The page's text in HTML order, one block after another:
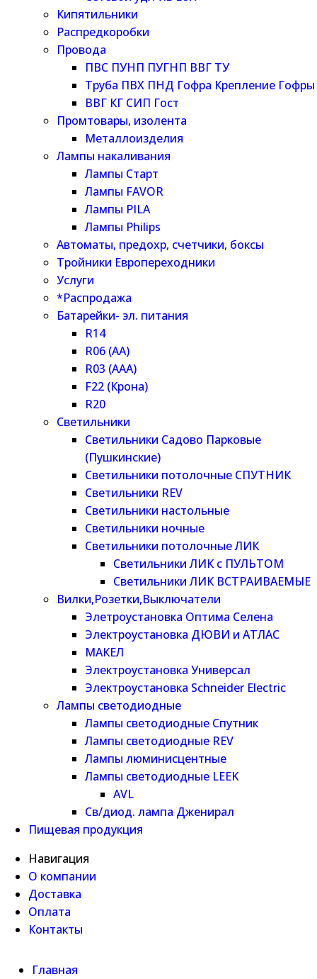
Кипятильники
Распредкоробки
Провода
ПВС ПУНП ПУГНП ВВГ ТУ
Труба ПВХ ПНД Гофра Крепление Гофры
ВВГ КГ СИП Гост
Промтовары, изолента
Металлоизделия
Лампы накаливания
Лампы Старт
Лампы FAVOR
Лампы PILA
Лампы Philips
Автоматы, предохр, счетчики, боксы
Тройники Европереходники
Услуги
*Распродажа
Батарейки- эл. питания
R14
R06 (AA)
R03 (AAA)
F22 (Крона)
R20
Светильники
Светильники Садово Парковые
(Пушкинские)
Светильники потолочные СПУТНИК
Светильники REV
Светильники настольные
Светильники ночные
Светильники потолочные ЛИК
Светильники ЛИК с ПУЛЬТОМ
Светильники ЛИК ВСТРАИВАЕМЫЕ
Вилки,Розетки,Выключатели
Элетроустановка Оптима Селена
Электроустановка ДЮВИ и АТЛАС
МАКЕЛ
Электроустановка Универсал
Электроустановка Schneider Electric
Лампы светодиодные
Лампы светодиодные Спутник
Лампы светодиодные REV
Лампы люминисцентные
Лампы светодиодные LEEK
AVL
Св/диод. лампа Дженирал
Пищевая продукция
Навигация
О компании
Доставка
Оплата
Контакты
Главная